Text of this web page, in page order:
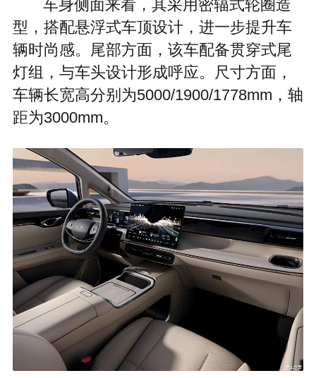
车身侧面来看，其采用密辐式轮圈造
型，搭配悬浮式车顶设计，进一步提升车
辆时尚感。尾部方面，该车配备贯穿式尾
灯组，与车头设计形成呼应。尺寸方面，
车辆长宽高分别为5000/1900/1778mm，轴
距为3000mm。